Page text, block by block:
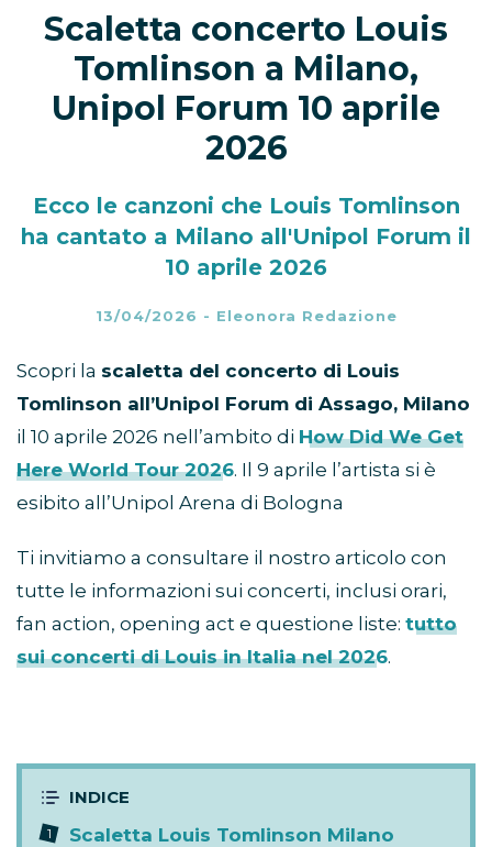
Scaletta concerto Louis
Tomlinson a Milano,
Unipol Forum 10 aprile
2026
Ecco le canzoni che Louis Tomlinson
ha cantato a Milano all'Unipol Forum il
10 aprile 2026
13/04/2026 - Eleonora Redazione
Scopri la scaletta del concerto di Louis
Tomlinson all’Unipol Forum di Assago, Milano
il 10 aprile 2026 nell’ambito di How Did We Get
Here World Tour 2026. Il 9 aprile l’artista si è
esibito all’Unipol Arena di Bologna
Ti invitiamo a consultare il nostro articolo con
tutte le informazioni sui concerti, inclusi orari,
fan action, opening act e questione liste: tutto
sui concerti di Louis in Italia nel 2026.
Scaletta Louis Tomlinson Milano